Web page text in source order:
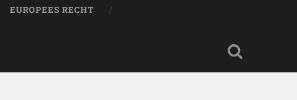
EUROPEES RECHT